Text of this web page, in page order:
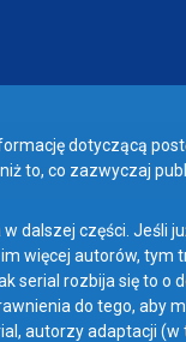
dotyczącą
to, co zazwyczaj
dalszej części. Jeśli
więcej autorów, tym
rozbija się to o
do tego, aby
autorzy adaptacji